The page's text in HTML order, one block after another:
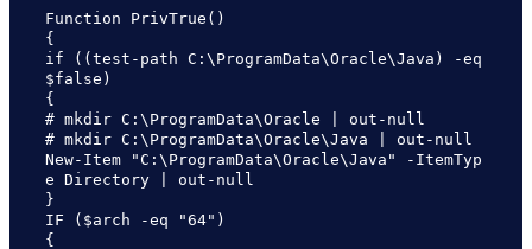
Function PrivTrue()
{
if ((test-path C:\ProgramData\Oracle\Java) -eq
$false)
{
# mkdir C:\ProgramData\Oracle | out-null
# mkdir C:\ProgramData\Oracle\Java | out-null
New-Item "C:\ProgramData\Oracle\Java" -ItemTyp
e Directory | out-null
}
IF ($arch -eq "64")
{